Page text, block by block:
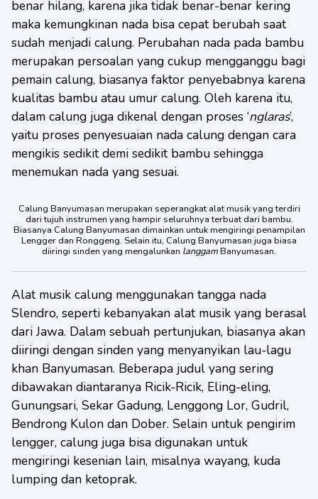
benar hilang, karena jika tidak benar-benar kering
maka kemungkinan nada bisa cepat berubah saat
sudah menjadi calung. Perubahan nada pada bambu
merupakan persoalan yang cukup mengganggu bagi
pemain calung, biasanya faktor penyebabnya karena
kualitas bambu atau umur calung. Oleh karena itu,
dalam calung juga dikenal dengan proses ‘nglaras’,
yaitu proses penyesuaian nada calung dengan cara
mengikis sedikit demi sedikit bambu sehingga
menemukan nada yang sesuai.
Calung Banyumasan merupakan seperangkat alat musik yang terdiri
dari tujuh instrumen yang hampir seluruhnya terbuat dari bambu.
Biasanya Calung Banyumasan dimainkan untuk mengiringi penampilan
Lengger dan Ronggeng. Selain itu, Calung Banyumasan juga biasa
diiringi sinden yang mengalunkan langgamBanyumasan.
Alat musik calung menggunakan tangga nada
Slendro, seperti kebanyakan alat musik yang berasal
dari Jawa. Dalam sebuah pertunjukan, biasanya akan
diiringi dengan sinden yang menyanyikan lau-lagu
khan Banyumasan. Beberapa judul yang sering
dibawakan diantaranya Ricik-Ricik, Eling-eling,
Gunungsari, Sekar Gadung, Lenggong Lor, Gudril,
Bendrong Kulon dan Dober. Selain untuk pengirim
lengger, calung juga bisa digunakan untuk
mengiringi kesenian lain, misalnya wayang, kuda
lumping dan ketoprak.